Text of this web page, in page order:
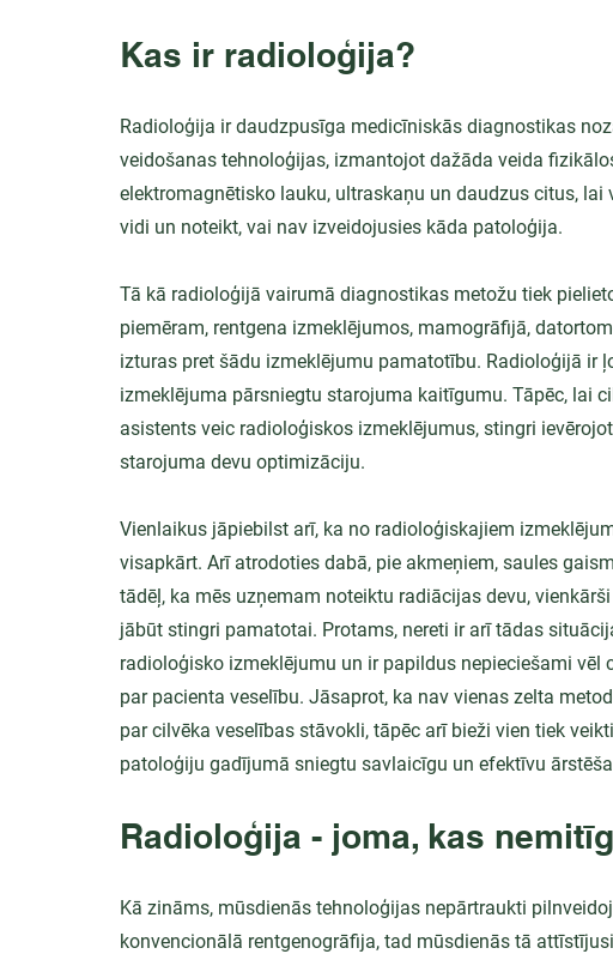
Kas ir radioloģija?
Radioloģija ir daudzpusīga medicīniskās diagnostikas
veidošanas tehnoloģijas, izmantojot dažāda veida
elektromagnētisko lauku, ultraskaņu un daudzus citus,
vidi un noteikt, vai nav izveidojusies kāda patoloģija.
Tā kā radioloģijā vairumā diagnostikas metožu tiek
piemēram, rentgena izmeklējumos, mamogrāfijā,
izturas pret šādu izmeklējumu pamatotību. Radioloģijā ir
izmeklējuma pārsniegtu starojuma kaitīgumu. Tāpēc, lai
asistents veic radioloģiskos izmeklējumus, stingri
starojuma devu optimizāciju.
Vienlaikus jāpiebilst arī, ka no radioloģiskajiem
visapkārt. Arī atrodoties dabā, pie akmeņiem, saules
tādēļ, ka mēs uzņemam noteiktu radiācijas devu,
jābūt stingri pamatotai. Protams, nereti ir arī tādas
radioloģisko izmeklējumu un ir papildus nepieciešami
par pacienta veselību. Jāsaprot, ka nav vienas zelta
par cilvēka veselības stāvokli, tāpēc arī bieži vien tiek
patoloģiju gadījumā sniegtu savlaicīgu un efektīvu
Radioloģija - joma, kas
Kā zināms, mūsdienās tehnoloģijas nepārtraukti
konvencionālā rentgenogrāfija, tad mūsdienās tā